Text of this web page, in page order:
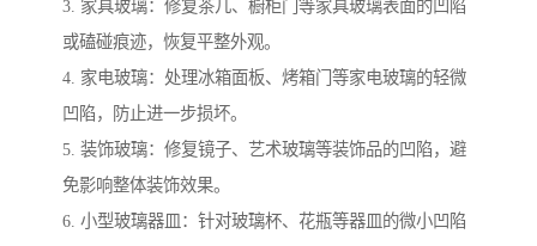
3. 家具玻璃：修复茶几、橱柜门等家具玻璃表面的凹陷
或磕碰痕迹，恢复平整外观。
4. 家电玻璃：处理冰箱面板、烤箱门等家电玻璃的轻微
凹陷，防止进一步损坏。
5. 装饰玻璃：修复镜子、艺术玻璃等装饰品的凹陷，避
免影响整体装饰效果。
6. 小型玻璃器皿：针对玻璃杯、花瓶等器皿的微小凹陷